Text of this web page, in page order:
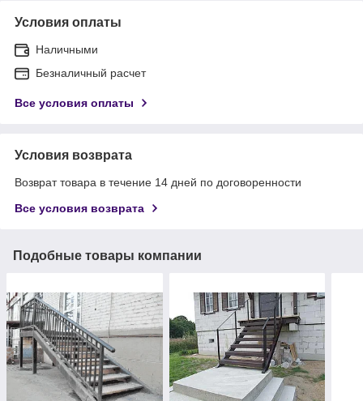
Условия оплаты
Наличными
Безналичный расчет
Все условия оплаты
Условия возврата
Возврат товара в течение 14 дней по договоренности
Все условия возврата
Подобные товары компании